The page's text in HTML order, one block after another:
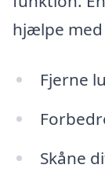
hjælpe med
Fjerne
Skåne